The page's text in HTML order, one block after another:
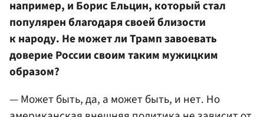
например, и Борис Ельцин, который стал
популярен благодаря своей близости
к народу. Не может ли Трамп завоевать
доверие России своим таким мужицким
образом?
— Может быть, да, а может быть, и нет. Но